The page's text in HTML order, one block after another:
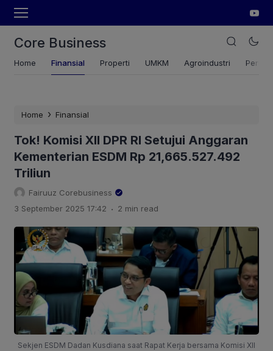
Core Business
Home Finansial Properti UMKM Agroindustri
Home › Finansial
Tok! Komisi XII DPR RI Setujui Anggaran
Kementerian ESDM Rp 21,665.527.492
Triliun
Fairuuz Corebusiness
3 September 2025 17:42 . 2 min read
Sekjen ESDM Dadan Kusdiana saat Rapat Kerja bersama Komisi XII